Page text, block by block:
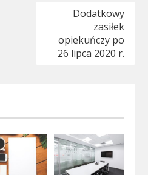
Dodatkowy
zasiłek
opiekuńczy po
26 lipca 2020 r.